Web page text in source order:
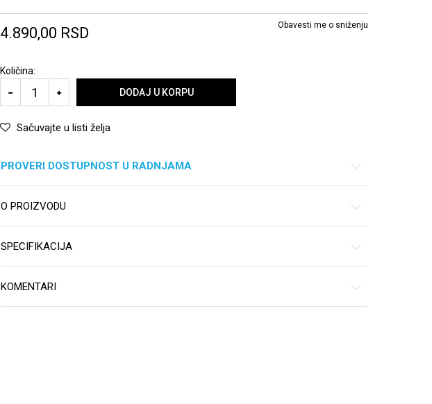
4.890,00 RSD Obavesti me o sniženju
Količina:
DODAJ U KORPU
Sačuvajte u listi želja
PROVERI DOSTUPNOST U RADNJAMA
O PROIZVODU
SPECIFIKACIJA
KOMENTARI